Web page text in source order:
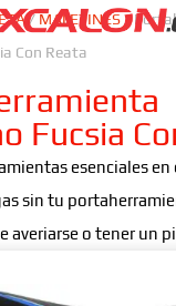
/MALETINES/
Con Reata
Fucsia
esenciales
sin tu
averiarse o tener un